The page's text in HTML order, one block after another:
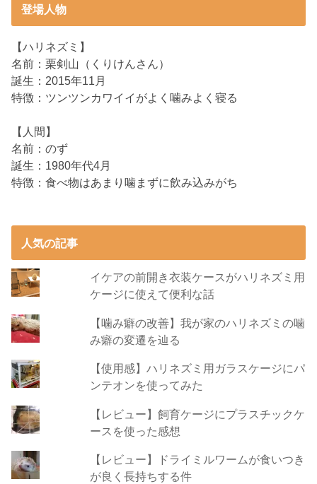
登場人物
【ハリネズミ】
名前：栗剣山（くりけんさん）
誕生：2015年11月
特徴：ツンツンカワイイがよく噛みよく寝る
【人間】
名前：のず
誕生：1980年代4月
特徴：食べ物はあまり噛まずに飲み込みがち
人気の記事
イケアの前開き衣装ケースがハリネズミ用
ケージに使えて便利な話
【噛み癖の改善】我が家のハリネズミの噛
み癖の変遷を辿る
【使用感】ハリネズミ用ガラスケージにパ
ンテオンを使ってみた
【レビュー】飼育ケージにプラスチックケ
ースを使った感想
【レビュー】ドライミルワームが食いつき
が良く長持ちする件